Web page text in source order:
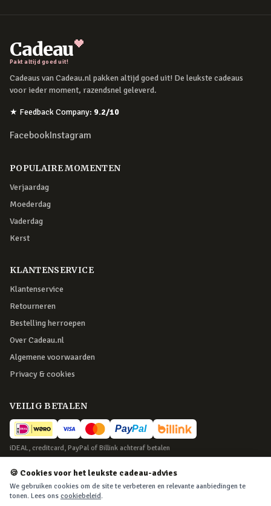
Cadeau
Pakt altijd goed uit!
Cadeaus van Cadeau.nl pakken altijd goed uit! De leukste cadeaus
voor ieder moment, razendsnel geleverd.
★ Feedback Company: 9.2/10
FacebookInstagram
POPULAIRE MOMENTEN
Verjaardag
Moederdag
Vaderdag
Kerst
KLANTENSERVICE
Klantenservice
Retourneren
Bestelling herroepen
Over Cadeau.nl
Algemene voorwaarden
Privacy & cookies
VEILIG BETALEN
iDEAL, creditcard, PayPal of Billink achteraf betalen
BEZORGING
Voor 22:45 besteld, morgen in huis. Tot 365 dagen retourneren.
🍪 Cookies voor het leukste cadeau-advies
We gebruiken cookies om de site te verbeteren en relevante aanbiedingen te
tonen. Lees ons cookiebeleid.